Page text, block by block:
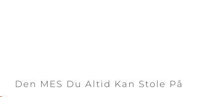
Den MES Du Altid Kan Stole På